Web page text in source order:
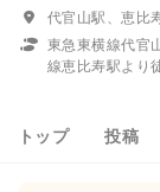
代官山駅、恵比
東急東横線代官
線恵比寿駅より
トップ 投稿